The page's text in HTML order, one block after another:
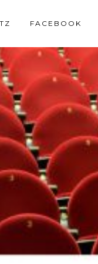
FACEBOOK